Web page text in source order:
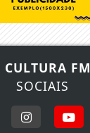
CULTURA FM
SOCIAIS